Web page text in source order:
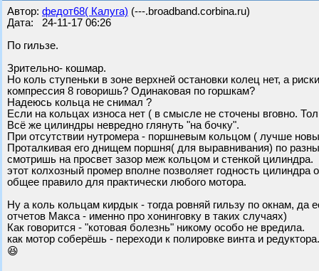
Автор: федот68( Калуга) (---.broadband.corbina.ru)
Дата: 24-11-17 06:26
По гильзе.
Зрительно- кошмар.
Но коль ступеньки в зоне верхней остановки колец нет, а
компрессия 8 говоришь? Одинаковая по горшкам?
Надеюсь кольца не снимал ?
Если на кольцах износа нет ( в смысле не сточены вговно.
Всё же цилиндры невредно глянуть "на бочку".
При отсутствии нутромера - поршневым кольцом ( лучше
Проталкивая его днищем поршня( для выравнивания) по
смотришь на просвет зазор меж кольцом и стенкой цилиндра.
этот колхозный промер вполне позволяет годность цилиндра
общее правило для практически любого мотора.
Ну а коль кольцам кирдык - тогда ровняй гильзу по окнам,
отчетов Макса - именно про хонинговку в таких случаях)
Как говорится - "котовая болезнь" никому особо не вредила.
как мотор соберёшь - переходи к полировке винта и
😆